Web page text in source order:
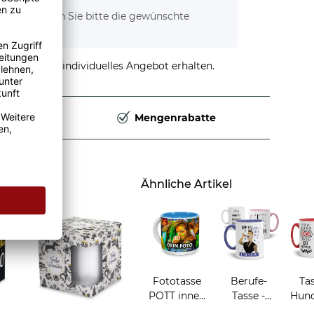
Wählen Sie bitte die gewünschte
stellen und individuelles Angebot erhalten.
Mengenrabatte
Ähnliche Artikel
Fototasse
POTT innen
Berufe-
Tasse -